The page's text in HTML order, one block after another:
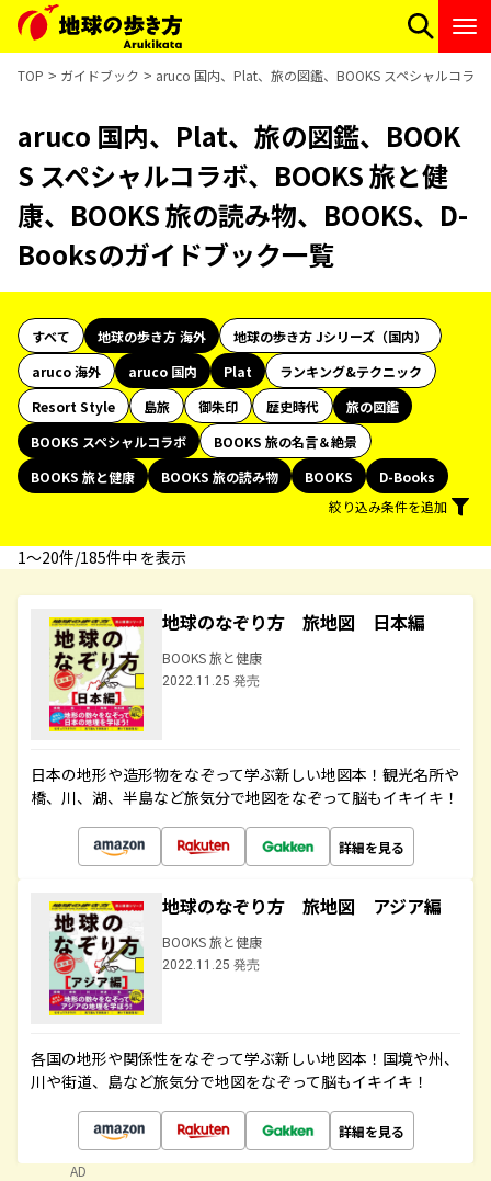
TOP ガイドブック aruco 国内、Plat、旅の図鑑、BOOKS スペシャルコラ
aruco 国内、Plat、旅の図鑑、BOOK
S スペシャルコラボ、BOOKS 旅と健
康、BOOKS 旅の読み物、BOOKS、D-
Booksのガイドブック一覧
すべて 地球の歩き方 海外
地球の歩き方 Jシリーズ（国内）
aruco 海外
aruco 国内 Plat
ランキング&テクニック
Resort Style
島旅 御朱印 歴史時代
旅の図鑑
BOOKS スペシャルコラボ
BOOKS 旅の名言＆絶景
BOOKS 旅と健康
BOOKS 旅の読み物 BOOKS
D-Books
絞り込み条件を追加
1〜20件/185件中 を表示
地球のなぞり方 旅地図 日本編
BOOKS 旅と健康
2022.11.25 発売
日本の地形や造形物をなぞって学ぶ新しい地図本！観光名所や
橋、川、湖、半島など旅気分で地図をなぞって脳もイキイキ！
詳細を見る
地球のなぞり方 旅地図 アジア編
BOOKS 旅と健康
2022.11.25 発売
各国の地形や関係性をなぞって学ぶ新しい地図本！国境や州、
川や街道、島など旅気分で地図をなぞって脳もイキイキ！
詳細を見る
AD